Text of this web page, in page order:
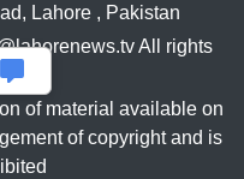
Lahore , Pakistan
All rights
of material available on
of copyright and is